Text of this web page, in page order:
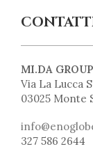
MI.DA
Via La Lucca
03025 Monte
327 586 2644